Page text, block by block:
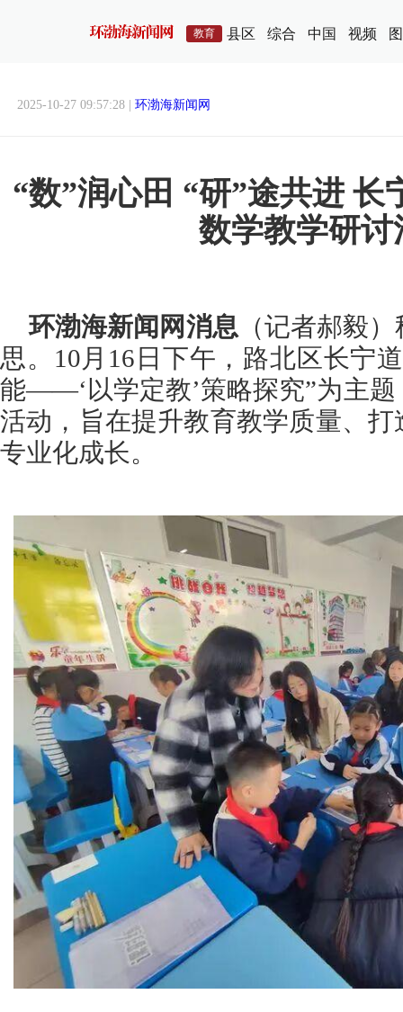
教育 县区 综合 中国 视频
2025-10-27 09:57:28 | 环渤海新闻网
“数”润心田 “研”途共进 长
数学教学研讨
环渤海新闻网消息 （记者郝毅
思。 10月16日下午，路北区长宁
能——‘以学定教’策略探究”为主
活动，旨在提升教育教学质量、
专业化成长。